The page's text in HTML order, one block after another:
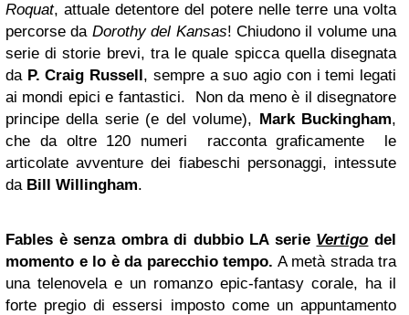
Roquat, attuale detentore del potere nelle terre una volta
percorse da Dorothy del Kansas! Chiudono il volume una
serie di storie brevi, tra le quale spicca quella disegnata
da P. Craig Russell, sempre a suo agio con i temi legati
ai mondi epici e fantastici. Non da meno è il disegnatore
principe della serie (e del volume), Mark Buckingham,
che da oltre 120 numeri racconta graficamente le
articolate avventure dei fiabeschi personaggi, intessute
da Bill Willingham.
Fables è senza ombra di dubbio LA serie Vertigo del
momento e lo è da parecchio tempo. A metà strada tra
una telenovela e un romanzo epic-fantasy corale, ha il
forte pregio di essersi imposto come un appuntamento